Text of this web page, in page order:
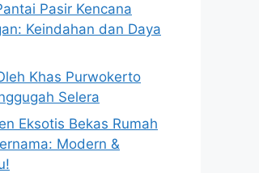
Pasir Kencana
Keindahan dan Daya
Khas Purwokerto
Selera
Eksotis Bekas Rumah
Modern &